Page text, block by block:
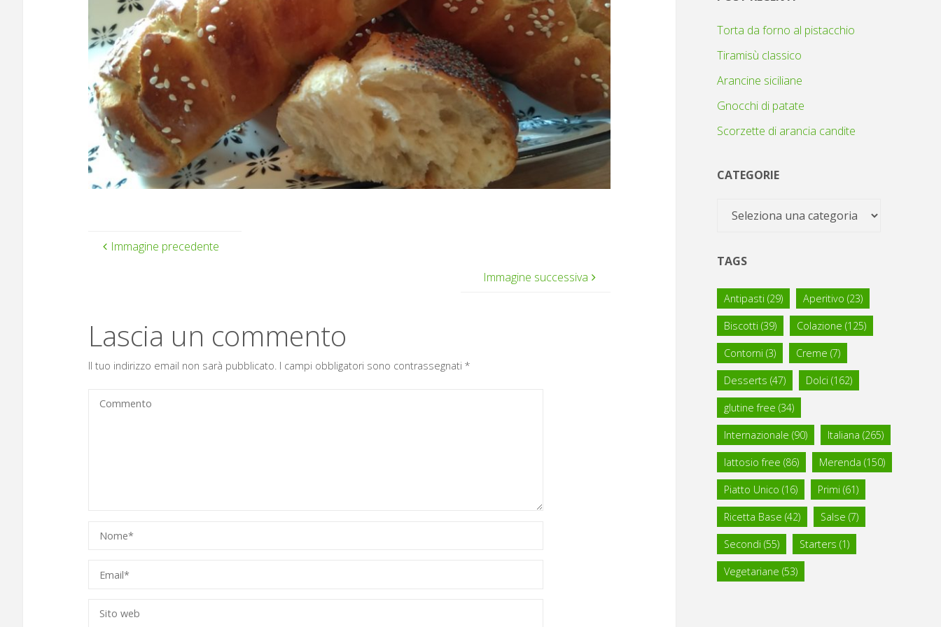
Immagine precedente
Immagine successiva
Lascia un commento
Il tuo indirizzo email non sarà pubblicato. I campi obbligatori sono contrassegnati*
Torta da forno al pistacchio
Tiramisù classico
Arancine siciliane
Gnocchi di patate
Scorzette di arancia candite
CATEGORIE
Categorie
TAGS
Antipasti (29) Aperitivo (23)
Biscotti (39) Colazione (125)
Contorni (3) Creme (7)
Desserts (47) Dolci (162)
glutine free (34)
Internazionale (90) Italiana (265)
lattosio free (86) Merenda (150)
Piatto Unico (16) Primi (61)
Ricetta Base (42) Salse (7)
Secondi (55) Starters (1)
Vegetariane (53)